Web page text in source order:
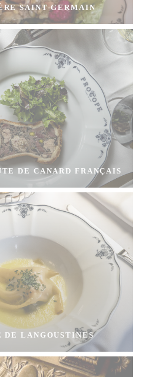
SAINT-GERMAIN
DE CANARD FRANÇAIS
DE LANGOUSTINES